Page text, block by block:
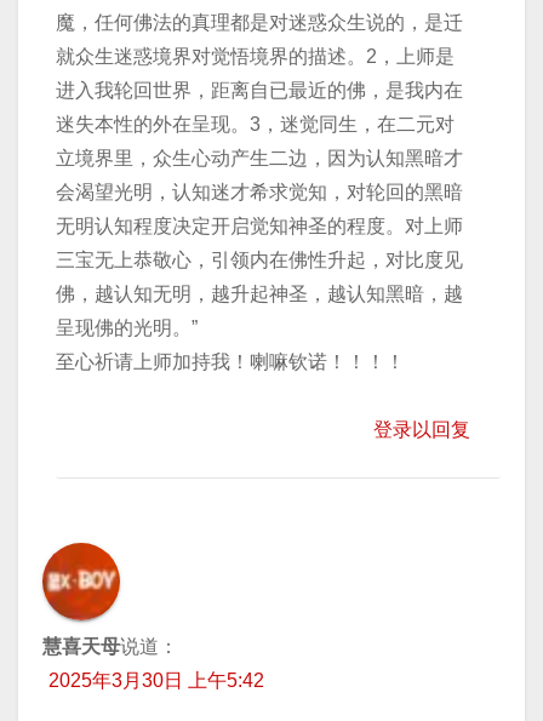
魔，任何佛法的真理都是对迷惑众生说的，是迁
就众生迷惑境界对觉悟境界的描述。2，上师是
进入我轮回世界，距离自已最近的佛，是我内在
迷失本性的外在呈现。3，迷觉同生，在二元对
立境界里，众生心动产生二边，因为认知黑暗才
会渴望光明，认知迷才希求觉知，对轮回的黑暗
无明认知程度决定开启觉知神圣的程度。对上师
三宝无上恭敬心，引领内在佛性升起，对比度见
佛，越认知无明，越升起神圣，越认知黑暗，越
呈现佛的光明。”
至心祈请上师加持我！喇嘛钦诺！！！！
登录以回复
慧喜天母说道：
2025年3月30日 上午5:42